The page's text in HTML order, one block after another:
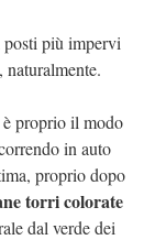
più impervi
è proprio il modo
in auto
proprio dopo
torri colorate
dal verde dei